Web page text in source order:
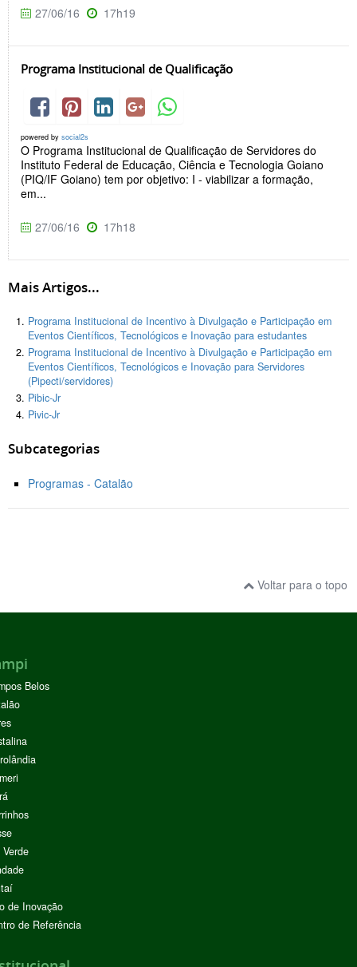
27/06/16 17h19
Programa Institucional de Qualificação
powered by social2s
O Programa Institucional de Qualificação de Servidores do
Instituto Federal de Educação, Ciência e Tecnologia Goiano
(PIQ/IF Goiano) tem por objetivo: I - viabilizar a formação,
em...
27/06/16 17h18
Mais Artigos...
Programa Institucional de Incentivo à Divulgação e Participação em
Eventos Científicos, Tecnológicos e Inovação para estudantes
Programa Institucional de Incentivo à Divulgação e Participação em
Eventos Científicos, Tecnológicos e Inovação para Servidores
(Pipecti/servidores)
Pibic-Jr
Pivic-Jr
Subcategorias
Programas - Catalão
Voltar para o topo
Belos
de Inovação
de Referência